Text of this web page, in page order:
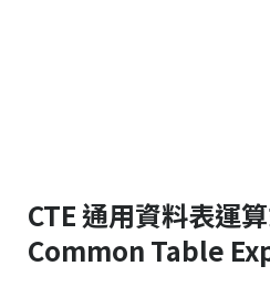
CTE 通用資料表運
Common Table